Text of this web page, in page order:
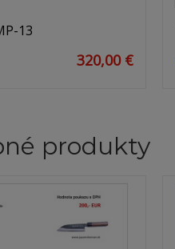
13
320,00 €
produkty